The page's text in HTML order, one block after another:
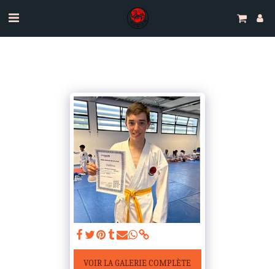
VOIR LA GALERIE COMPLÈTE